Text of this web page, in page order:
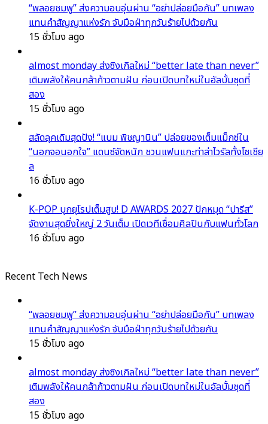
“พลอยชมพู” ส่งความอบอุ่นผ่าน “อย่าปล่อยมือกัน” บทเพลง
แทนคำสัญญาแห่งรัก จับมือฝ่าทุกวันร้ายไปด้วยกัน
15 ชั่วโมง ago
almost monday ส่งซิงเกิลใหม่ “better late than never”
เติมพลังให้คนกล้าก้าวตามฝัน ก่อนเปิดบทใหม่ในอัลบั้มชุดที่
สอง
15 ชั่วโมง ago
สลัดลุคเดิมสุดปัง! “แบม พิชญานิน” ปล่อยของเต็มแม็กซ์ใน
“นอกจอนอกใจ” แดนซ์จัดหนัก ชวนแฟนแกะท่าล่าไวรัลทั้งโซเชีย
ล
16 ชั่วโมง ago
K-POP บุกยุโรปเต็มสูบ! D AWARDS 2027 ปักหมุด “ปารีส”
จัดงานสุดยิ่งใหญ่ 2 วันเต็ม เปิดเวทีเชื่อมศิลปินกับแฟนทั่วโลก
16 ชั่วโมง ago
Recent Tech News
“พลอยชมพู” ส่งความอบอุ่นผ่าน “อย่าปล่อยมือกัน” บทเพลง
แทนคำสัญญาแห่งรัก จับมือฝ่าทุกวันร้ายไปด้วยกัน
15 ชั่วโมง ago
almost monday ส่งซิงเกิลใหม่ “better late than never”
เติมพลังให้คนกล้าก้าวตามฝัน ก่อนเปิดบทใหม่ในอัลบั้มชุดที่
สอง
15 ชั่วโมง ago